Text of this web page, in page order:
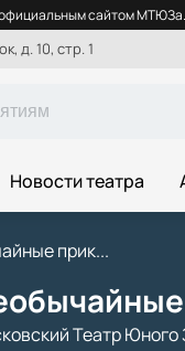
сайтом
д. 10, стр. 1
Новости театра
прик...
Театр